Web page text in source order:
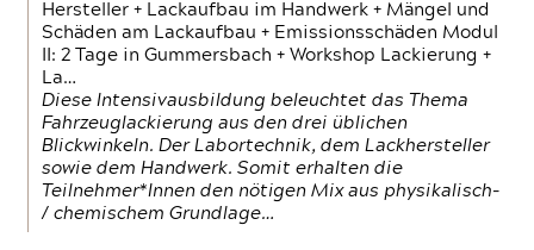
Hersteller + Lackaufbau im Handwerk + Mängel und
Schäden am Lackaufbau + Emissionsschäden Modul
II: 2 Tage in Gummersbach + Workshop Lackierung +
La…
Diese Intensivausbildung beleuchtet das Thema
Fahrzeuglackierung aus den drei üblichen
Blickwinkeln. Der Labortechnik, dem Lackhersteller
sowie dem Handwerk. Somit erhalten die
Teilnehmer*Innen den nötigen Mix aus physikalisch-
/ chemischem Grundlage…